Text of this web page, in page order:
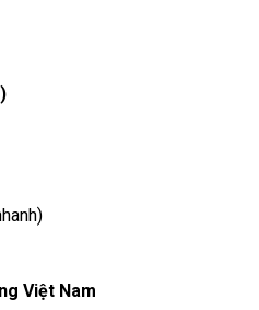
Việt Nam